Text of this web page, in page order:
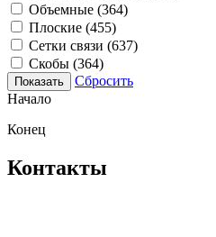
Объемные (364)
Плоские (455)
Сетки связи (637)
Скобы (364)
Сбросить
Начало
Конец
Контакты